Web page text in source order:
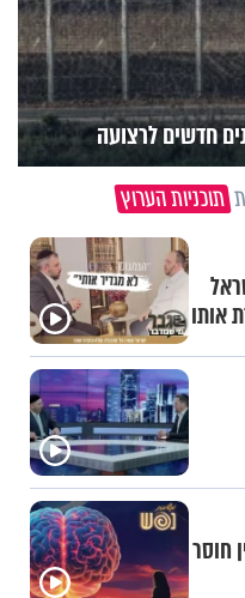
חדשים לרצועה
תוכניות הערוץ
אותו
חוסר